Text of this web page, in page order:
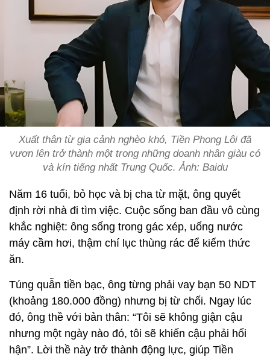
Xuất thân từ gia cảnh nghèo khó, Tiền Phong Lôi đã
vươn lên trở thành một trong những doanh nhân giàu có
và kín tiếng nhất Trung Quốc. Ảnh: Baidu
Năm 16 tuổi, bỏ học và bị cha từ mặt, ông quyết
định rời nhà đi tìm việc. Cuộc sống ban đầu vô cùng
khắc nghiệt: ông sống trong gác xép, uống nước
máy cầm hơi, thậm chí lục thùng rác để kiếm thức
ăn.
Túng quẫn tiền bạc, ông từng phải vay bạn 50 NDT
(khoảng 180.000 đồng) nhưng bị từ chối. Ngay lúc
đó, ông thề với bản thân: “Tôi sẽ không giận cậu
nhưng một ngày nào đó, tôi sẽ khiến cậu phải hối
hận”. Lời thề này trở thành động lực, giúp Tiền